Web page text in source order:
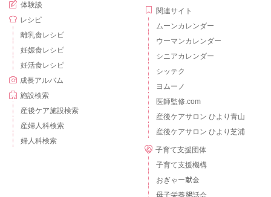
体験談
レシピ
離乳食レシピ
妊娠食レシピ
妊活食レシピ
成長アルバム
施設検索
産後ケア施設検索
産婦人科検索
婦人科検索
関連サイト
ムーンカレンダー
ウーマンカレンダー
シニアカレンダー
シッテク
ヨムーノ
医師監修.com
産後ケアサロン ひより青山
産後ケアサロン ひより芝浦
子育て支援団体
子育て支援機構
おぎゃー献金
母子栄養懇話会